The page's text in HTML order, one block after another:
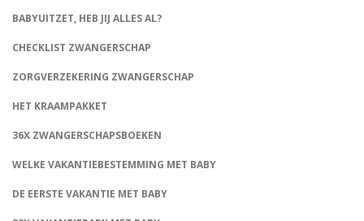
BABYUITZET, HEB JIJ ALLES AL?
CHECKLIST ZWANGERSCHAP
ZORGVERZEKERING ZWANGERSCHAP
HET KRAAMPAKKET
36X ZWANGERSCHAPSBOEKEN
WELKE VAKANTIEBESTEMMING MET BABY
DE EERSTE VAKANTIE MET BABY